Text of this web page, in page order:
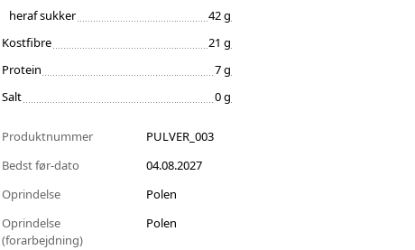
heraf sukker
42 g
Kostfibre
21 g
Protein
7 g
Salt
0 g
Produktnummer
PULVER_003
Bedst før-dato
04.08.2027
Oprindelse
Polen
Oprindelse
(forarbejdning)
Polen